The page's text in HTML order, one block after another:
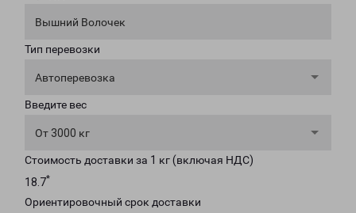
Вышний Волочек
Тип перевозки
Автоперевозка
Введите вес
От 3000 кг
Стоимость доставки за 1 кг (включая НДС)
18.7*
Ориентировочный срок доставки